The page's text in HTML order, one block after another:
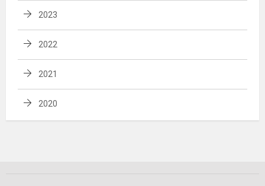
2023
2022
2021
2020